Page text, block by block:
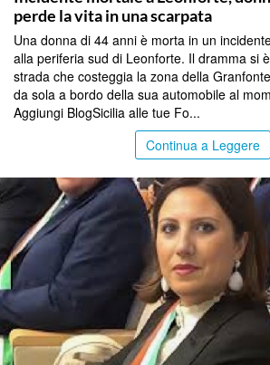
perde la vita in una scarpata
Una donna di 44 anni è morta in un
alla periferia sud di Leonforte. Il dramma si
strada che costeggia la zona della
da sola a bordo della sua automobile al
Aggiungi BlogSicilia alle tue Fo...
Continua a Leggere